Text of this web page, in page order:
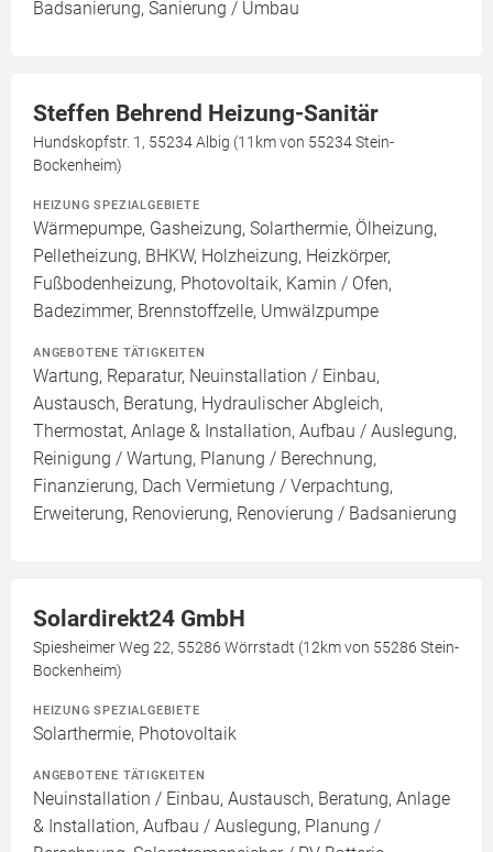
Badsanierung, Sanierung / Umbau
Steffen Behrend Heizung-Sanitär
Hundskopfstr. 1, 55234 Albig (11km von 55234 Stein-
Bockenheim)
HEIZUNG SPEZIALGEBIETE
Wärmepumpe, Gasheizung, Solarthermie, Ölheizung,
Pelletheizung, BHKW, Holzheizung, Heizkörper,
Fußbodenheizung, Photovoltaik, Kamin / Ofen,
Badezimmer, Brennstoffzelle, Umwälzpumpe
ANGEBOTENE TÄTIGKEITEN
Wartung, Reparatur, Neuinstallation / Einbau,
Austausch, Beratung, Hydraulischer Abgleich,
Thermostat, Anlage & Installation, Aufbau / Auslegung,
Reinigung / Wartung, Planung / Berechnung,
Finanzierung, Dach Vermietung / Verpachtung,
Erweiterung, Renovierung, Renovierung / Badsanierung
Solardirekt24 GmbH
Spiesheimer Weg 22, 55286 Wörrstadt (12km von 55286 Stein-
Bockenheim)
HEIZUNG SPEZIALGEBIETE
Solarthermie, Photovoltaik
ANGEBOTENE TÄTIGKEITEN
Neuinstallation / Einbau, Austausch, Beratung, Anlage
& Installation, Aufbau / Auslegung, Planung /